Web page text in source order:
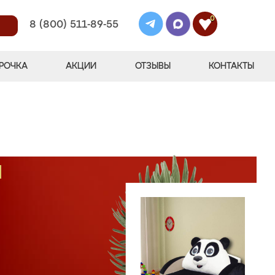
8 (800) 511-89-55
0
АКЦИИ ОТЗЫВЫ КОНТАКТЫ